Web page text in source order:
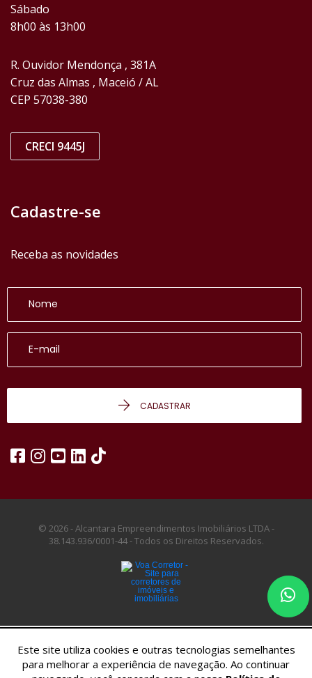
Sábado
8h00 às 13h00
R. Ouvidor Mendonça , 381A
Cruz das Almas , Maceió / AL
CEP 57038-380
CRECI 9445J
Cadastre-se
Receba as novidades
CADASTRAR
© 2026 - Alcantara Empreendimentos Imobiliários LTDA -
38.143.936/0001-44 -Todos os Direitos Reservados.
Este site utiliza cookies e outras tecnologias semelhantes
para melhorar a experiência de navegação. Ao continuar